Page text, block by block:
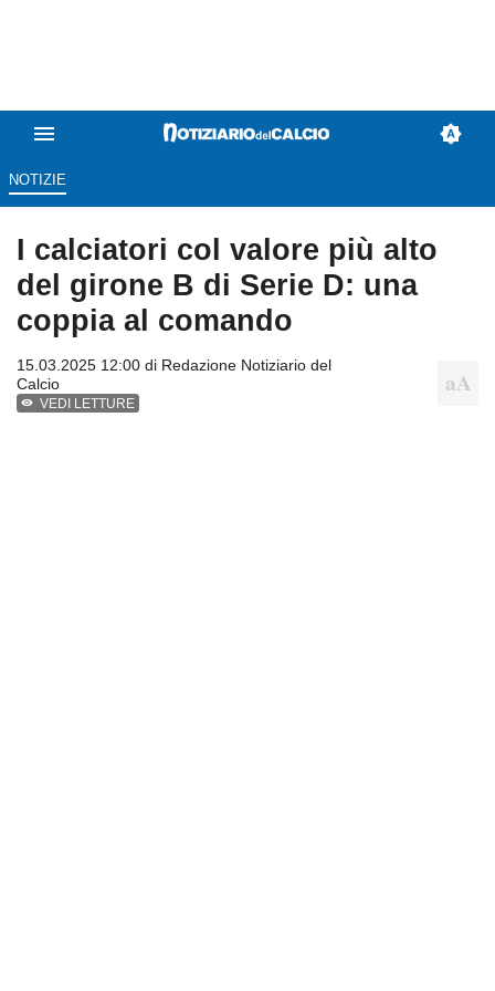
NOTIZIE
I calciatori col valore più alto
del girone B di Serie D: una
coppia al comando
15.03.2025 12:00 di Redazione Notiziario del
Calcio
VEDI LETTURE